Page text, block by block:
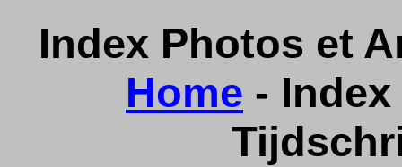
Index Photos et
Home -